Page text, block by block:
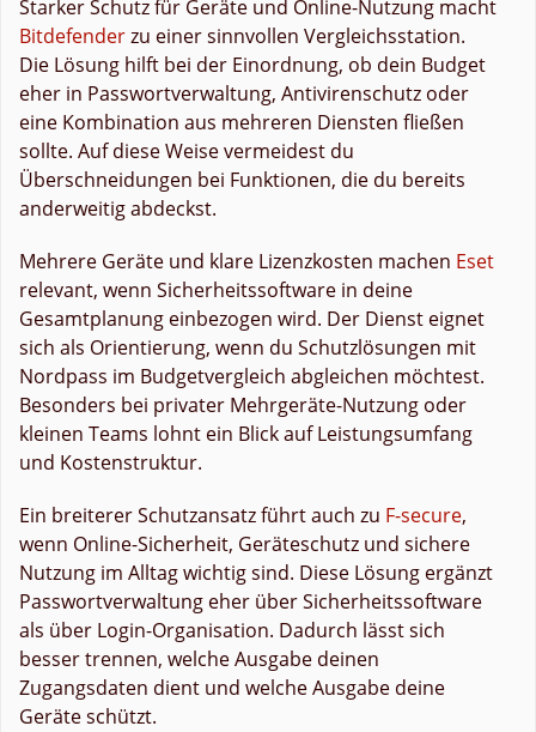
Starker Schutz für Geräte und Online-Nutzung macht
Bitdefenderzu einer sinnvollen Vergleichsstation.
Die Lösung hilft bei der Einordnung, ob dein Budget
eher in Passwortverwaltung, Antivirenschutz oder
eine Kombination aus mehreren Diensten fließen
sollte. Auf diese Weise vermeidest du
Überschneidungen bei Funktionen, die du bereits
anderweitig abdeckst.
Mehrere Geräte und klare Lizenzkosten machen Eset
relevant, wenn Sicherheitssoftware in deine
Gesamtplanung einbezogen wird. Der Dienst eignet
sich als Orientierung, wenn du Schutzlösungen mit
Nordpass im Budgetvergleich abgleichen möchtest.
Besonders bei privater Mehrgeräte-Nutzung oder
kleinen Teams lohnt ein Blick auf Leistungsumfang
und Kostenstruktur.
Ein breiterer Schutzansatz führt auch zu F-secure,
wenn Online-Sicherheit, Geräteschutz und sichere
Nutzung im Alltag wichtig sind. Diese Lösung ergänzt
Passwortverwaltung eher über Sicherheitssoftware
als über Login-Organisation. Dadurch lässt sich
besser trennen, welche Ausgabe deinen
Zugangsdaten dient und welche Ausgabe deine
Geräte schützt.